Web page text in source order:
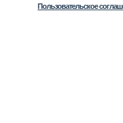
Пользовательское